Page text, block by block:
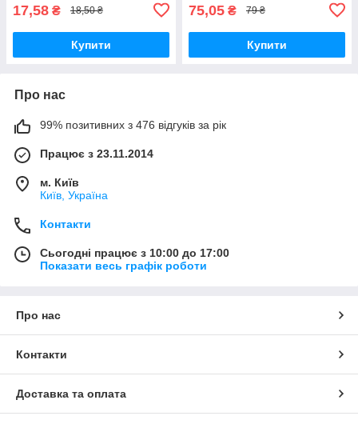
17,58 ₴ 18,50 ₴
Купити
75,05 ₴ 79 ₴
Купити
Про нас
99% позитивних з 476 відгуків за рік
Працює з 23.11.2014
м. Київ
Київ, Україна
Контакти
Сьогодні працює з 10:00 до 17:00
Показати весь графік роботи
Про нас
Контакти
Доставка та оплата